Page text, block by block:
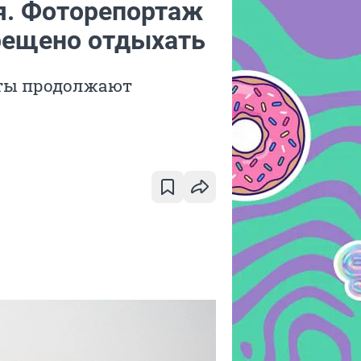
Фоторепортаж
отдыхать
продолжают